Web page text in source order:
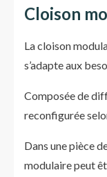
Cloison
La cloison
s’adapte aux
Composée de
reconfigurée
Dans une pièce
modulaire peut